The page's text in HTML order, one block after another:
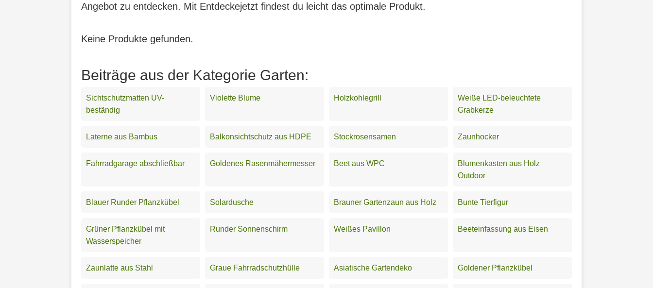
Angebot zu entdecken. Mit Entdeckejetzt findest du leicht das optimale Produkt.
Keine Produkte gefunden.
Beiträge aus der Kategorie Garten:
Sichtschutzmatten UV-
beständig
Violette Blume Holzkohlegrill
Weiße LED-beleuchtete
Grabkerze
Laterne aus Bambus Balkonsichtschutz aus HDPE Stockrosensamen Zaunhocker
Fahrradgarage abschließbar Goldenes Rasenmähermesser Beet aus WPC
Blumenkasten aus Holz
Outdoor
Blauer Runder Pflanzkübel Solardusche Brauner Gartenzaun aus Holz Bunte Tierfigur
Grüner Pflanzkübel mit
Wasserspeicher
Runder Sonnenschirm Weißes Pavillon Beeteinfassung aus Eisen
Zaunlatte aus Stahl Graue Fahrradschutzhülle Asiatische Gartendeko Goldener Pflanzkübel